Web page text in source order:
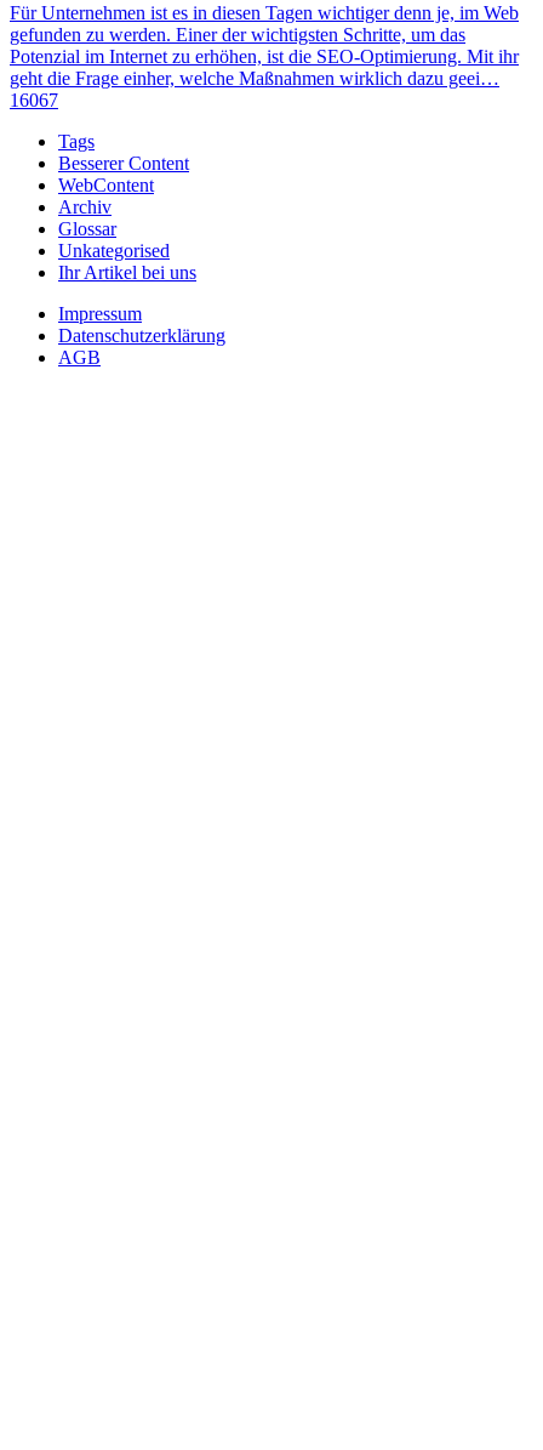
Für Unternehmen ist es in diesen Tagen wichtiger denn je, im Web
gefunden zu werden. Einer der wichtigsten Schritte, um das
Potenzial im Internet zu erhöhen, ist die SEO-Optimierung. Mit ihr
geht die Frage einher, welche Maßnahmen wirklich dazu geei…
16067
Tags
Besserer Content
WebContent
Archiv
Glossar
Unkategorised
Ihr Artikel bei uns
Impressum
Datenschutzerklärung
AGB